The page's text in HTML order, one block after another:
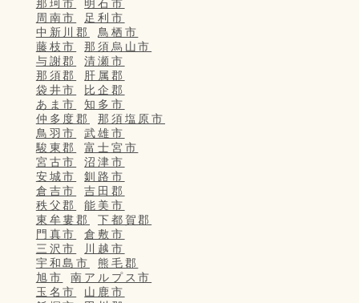
那珂市
明石市
周南市
足利市
中新川郡
鳥栖市
藤枝市
那須烏山市
与謝郡
清瀬市
那須郡
肝属郡
袋井市
比企郡
あま市
知多市
仲多度郡
那須塩原市
鳥羽市
武雄市
駿東郡
富士宮市
宮古市
沼津市
安城市
釧路市
倉吉市
吉田郡
秩父郡
能美市
東牟婁郡
下都賀郡
門真市
倉敷市
三沢市
川越市
宇和島市
熊毛郡
旭市
南アルプス市
玉名市
山鹿市